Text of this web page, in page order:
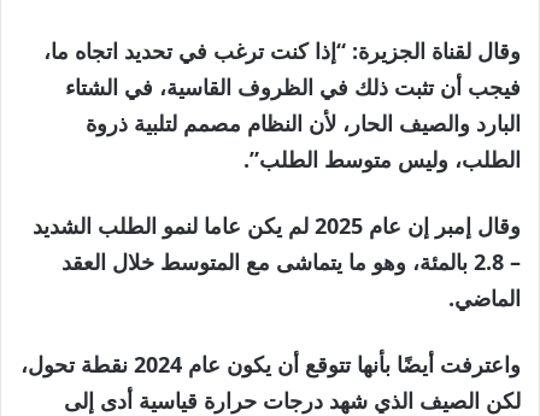
وقال لقناة الجزيرة: “إذا كنت ترغب في تحديد اتجاه ما،
فيجب أن تثبت ذلك في الظروف القاسية، في الشتاء
البارد والصيف الحار، لأن النظام مصمم لتلبية ذروة
الطلب، وليس متوسط ​​الطلب”.
وقال إمبر إن عام 2025 لم يكن عاما لنمو الطلب الشديد
– 2.8 بالمئة، وهو ما يتماشى مع المتوسط ​​خلال العقد
الماضي.
واعترفت أيضًا بأنها تتوقع أن يكون عام 2024 نقطة تحول،
لكن الصيف الذي شهد درجات حرارة قياسية أدى إلى